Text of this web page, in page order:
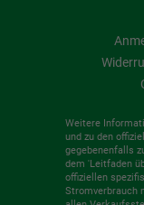
Weitere
und zu den
gegebenenfalls
dem 'Leitfaden
offiziellen
Stromverbrauch